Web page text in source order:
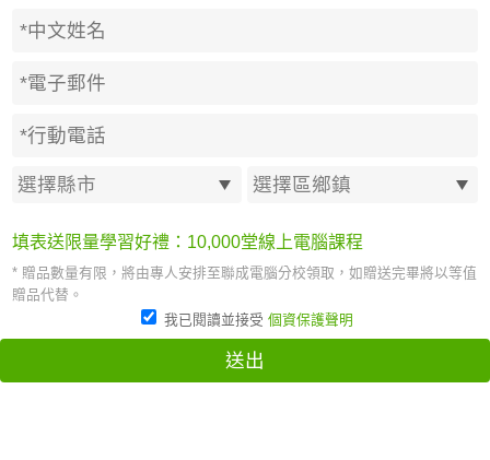
填表送限量學習好禮：10,000堂線上電腦課程
* 贈品數量有限，將由專人安排至聯成電腦分校領取，如贈送完畢將以等值
贈品代替。
我已閱讀並接受 個資保護聲明
送出